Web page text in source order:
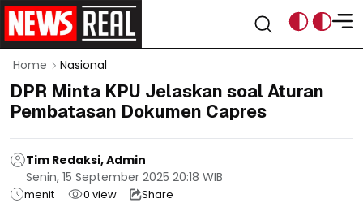
Home Nasional
DPR Minta KPU Jelaskan soal Aturan
Pembatasan Dokumen Capres
Tim Redaksi, Admin
Senin, 15 September 2025 20:18 WIB
menit 0 view Share